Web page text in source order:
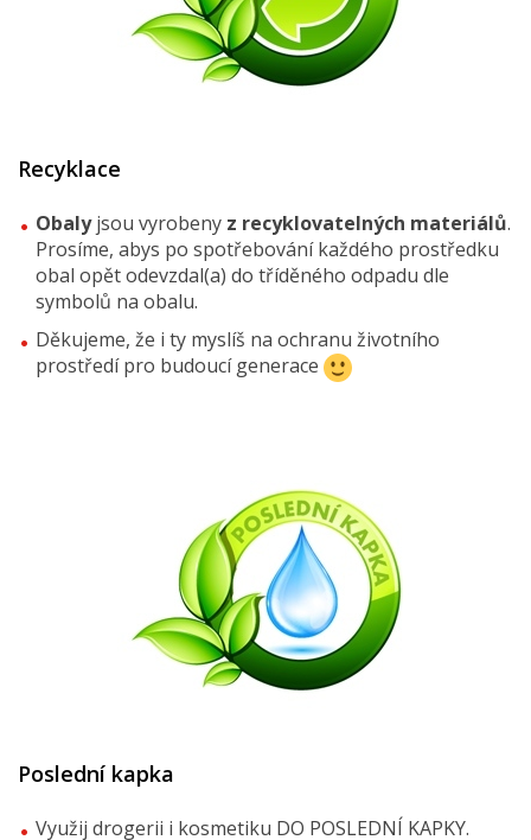
Recyklace
Obalyjsou vyrobeny z recyklovatelných materiálů.
Prosíme, abys po spotřebování každého prostředku
obal opět odevzdal(a) do tříděného odpadu dle
symbolů na obalu.
Děkujeme, že i ty myslíš na ochranu životního
prostředí pro budoucí generace
Poslední kapka
Využij drogerii i kosmetiku DO POSLEDNÍ KAPKY.